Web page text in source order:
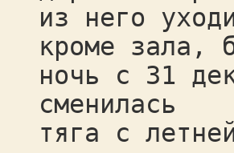
из него
кроме зала,
ночь с 31
сменилась
тяга с